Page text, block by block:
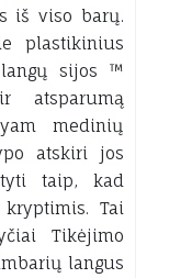
iš viso barų.
plastikinius
sijos ™
atsparumą
medinių
atskiri jos
taip, kad
Tai
Tikėjimo
langus